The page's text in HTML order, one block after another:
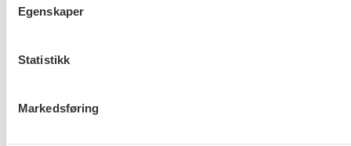
Egenskaper
Statistikk
Markedsføring
Last ned uttalelsen her.